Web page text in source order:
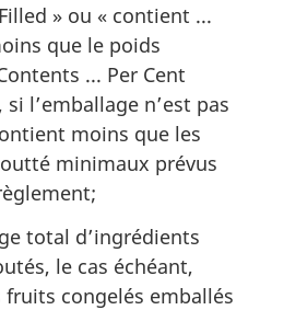
» ou « contient ...
que le poids
... Per Cent
si l’emballage n’est pas
moins que les
minimaux prévus
total d’ingrédients
le cas échéant,
fruits congelés emballés